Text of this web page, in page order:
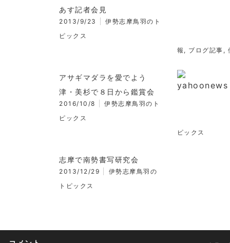
あす記者会見
2013/9/23
伊勢志摩鳥羽のト
ピックス
報 , ブログ記事 ,
アサギマダラを愛でよう
津・美杉で８日から鑑賞会
2016/10/8
伊勢志摩鳥羽のト
ピックス
ピックス
志摩で南勢書写研究会
2013/12/29
伊勢志摩鳥羽の
トピックス